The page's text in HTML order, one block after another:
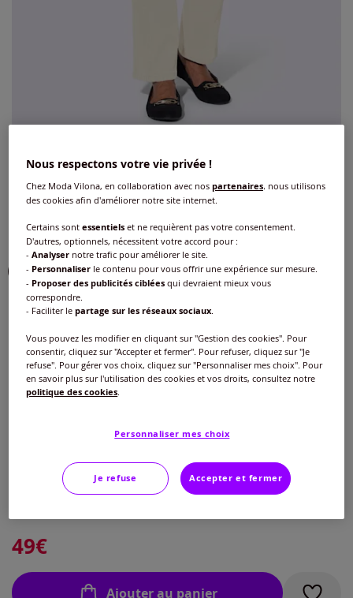
Jean facile à enfiler
Réf : 347.782.001 4.5/ 5- 2avis
Couleur :blanc
Choisir une couleur :
Modèle :
Longueur courte
Veuillez sélectionner une taille
40 -En stock
49€
Ajouter au panier
Nous respectons votre vie privée !
Chez Moda Vilona, en collaboration avec nospartenaires, nous utilisons
des cookies afin d'améliorer notre site internet.
Certains sontessentiels et ne requièrent pas votre consentement.
D'autres, optionnels, nécessitent votre accord pour :
-Analyser notre trafic pour améliorer le site.
- Personnaliser le contenu pour vous offrir une expérience sur mesure.
- Proposer des publicités ciblées qui devraient mieux vous
correspondre.
- Faciliter lepartage sur les réseaux sociaux
Vous pouvez les modifier en cliquant sur "Gestion des cookies". Pour
consentir, cliquez sur "Accepter et fermer". Pour refuser, cliquez sur "Je
refuse". Pour gérer vos choix, cliquez sur "Personnaliser mes choix". Pour
en savoir plus sur l'utilisation des cookies et vos droits, consultez notre
politique des cookies
Personnaliser mes choix
Je refuse Accepter et fermer